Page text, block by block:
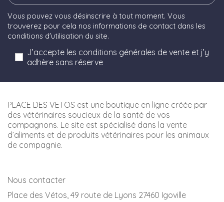
Vous pouvez vous désinscrire à tout moment. Vous
trouverez pour cela nos informations de contact dans les
conditions d'utilisation du site.
J’accepte les conditions générales de vente et j’y
adhère sans réserve
PLACE DES VETOS est une boutique en ligne créée par
des vétérinaires soucieux de la santé de vos
compagnons. Le site est spécialisé dans la vente
d’aliments et de produits vétérinaires pour les animaux
de compagnie.
Nous contacter
Place des Vétos, 49 route de Lyons 27460 Igoville